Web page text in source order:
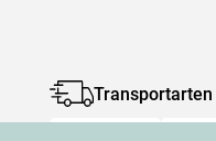
Transportarten